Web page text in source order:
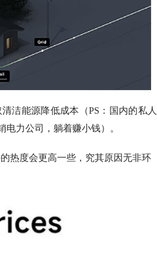
洁能源降低成本（PS：国内的私人
力公司，躺着赚小钱）。
热度会更高一些，究其原因无非环